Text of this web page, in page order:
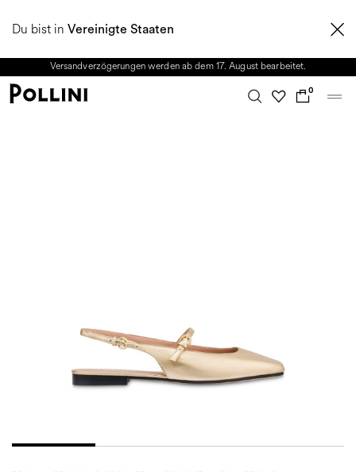
Du bist in Vereinigte Staaten
2026 KOLLEKTION. Vom 8. bis 16. August ist unser Kundenservice nicht
Versandverzögerungen werden ab dem 17. August bearbeitet.
0